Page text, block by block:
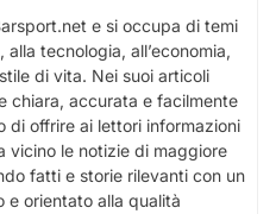
e si occupa di temi
tecnologia, all’economia,
di vita. Nei suoi articoli
chiara, accurata e facilmente
di offrire ai lettori informazioni
vicino le notizie di maggiore
fatti e storie rilevanti con un
e orientato alla qualità